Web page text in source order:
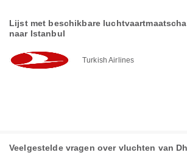
Lijst met beschikbare
naar Istanbul
Turkish Airlines
Veelgestelde vragen over vluchten van